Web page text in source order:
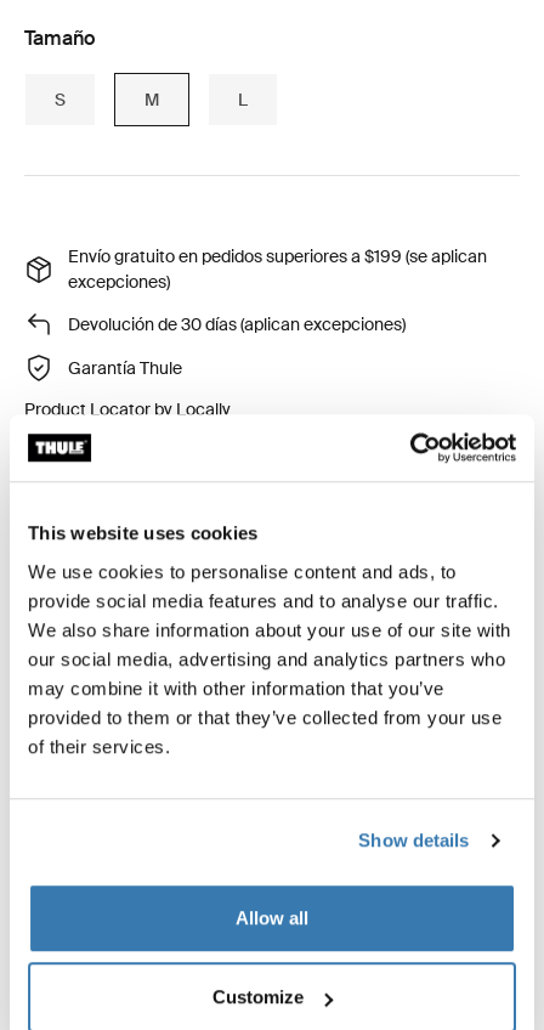
This website uses cookies
We use cookies to personalise content and ads, to
provide social media features and to analyse our traffic.
We also share information about your use of our site with
our social media, advertising and analytics partners who
may combine it with other information that you’ve
provided to them or that they’ve collected from your use
of their services.
Show details
Allow all
Customize
Tamaño
S M L
Envío gratuito en pedidos superiores a $199 (se aplican
excepciones)
Devolución de 30 días (aplican excepciones)
Garantía Thule
Product Locator by Locally
tienda de campaña en el techo para darte más espacio
para cambiarte, cocinar, pasar el rato y guardar tu
equipo. Es un gran refugio del sol, la lluvia o los
insectos y puede usarse como un lugar para dormir
para los niños. Como un extra, las dos puertas se
pueden enrollar para convertir el anexo en un toldo.
Especificaciones técnicas
Toggle guides and instructions
Instrucciones